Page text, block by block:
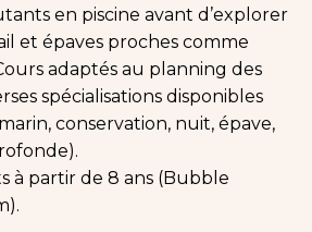
en piscine avant d’explorer
et épaves proches comme
adaptés au planning des
spécialisations disponibles
conservation, nuit, épave,
à partir de 8 ans (Bubble